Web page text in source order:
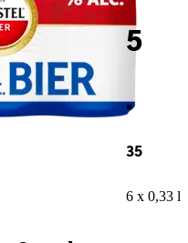
5
.
35
6 x 0,33 l